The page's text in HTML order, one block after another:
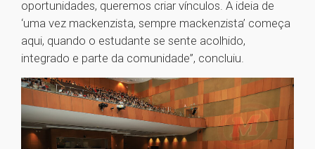
oportunidades, queremos criar vínculos. A ideia de
‘uma vez mackenzista, sempre mackenzista’ começa
aqui, quando o estudante se sente acolhido,
integrado e parte da comunidade”, concluiu.